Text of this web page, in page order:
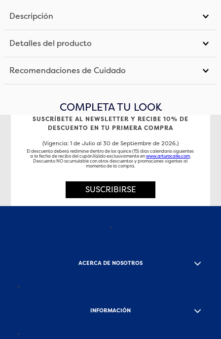
Descripción
Detalles del producto
Recomendaciones de Cuidado
COMPLETA TU LOOK
SUSCRÍBETE AL NEWSLETTER Y RECIBE 10% DE
DESCUENTO EN TU PRIMERA COMPRA
(Vigencia: 1 de Julio al 30 de Septiembre de 2026.)
El descuento deberá redimirse dentro de los quince (15) días calendario siguientes
a la fecha de recibo del cupón.Válido exclusivamente enwww.arturocalle.com.
Descuento NO acumulable con otros descuentos y promociones vigentes al
momento de la compra.
SUSCRIBIRSE
-
ACERCA DE NOSOTROS
-
INFORMACIÓN
-